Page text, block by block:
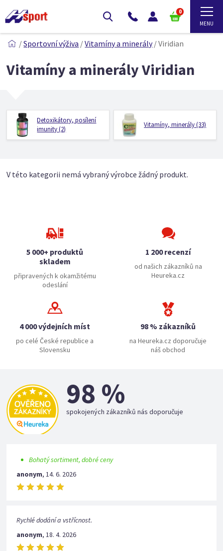
0
/Sportovní výživa /Vitamíny a minerály/Viridian
Vitamíny a minerály Viridian
Detoxikátory, posílení
imunity (2)
Vitamíny, minerály (33)
V této kategorii nemá vybraný výrobce žádný produkt.
5 000+ produktů
skladem
připravených k okamžitému
odeslání
1 200 recenzí
od našich zákazníků na
Heureka.cz
4 000 výdejních míst
po celé České republice a
Slovensku
98 % zákazníků
na Heureka.cz doporučuje
náš obchod
98 %
spokojených zákazníků nás doporučuje
Bohatý sortiment, dobré ceny
anonym,14. 6. 2026
Rychlé dodání a vstřícnost.
anonym,18. 4. 2026